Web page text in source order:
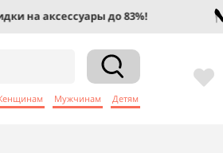
на аксессуары до 83%!
Мужчинам Детям